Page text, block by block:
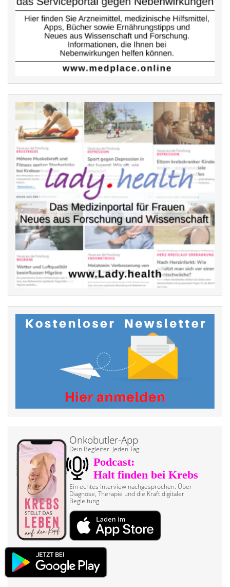
Onkobutler-App
Dein Begleiter. Jeden Tag.
Ein echtes Interview nach­gesprochen. Über
Diagnose, Therapie und die Kraft digitaler
Begleitung